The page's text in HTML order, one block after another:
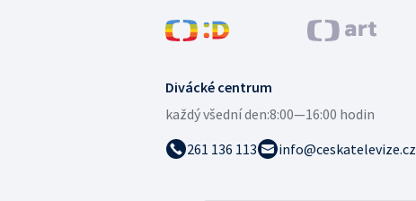
Divácké centrum
každý všední den:8:00—16:00 hodin
261 136 113
info@ceskatelevize.cz